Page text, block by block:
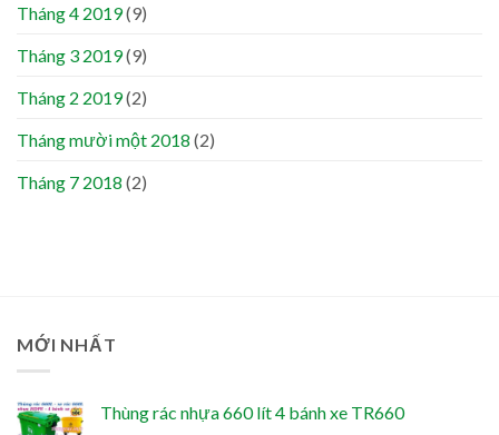
Tháng 4 2019(9)
Tháng 3 2019(9)
Tháng 2 2019(2)
Tháng mười một 2018 (2)
Tháng 7 2018 (2)
MỚI NHẤT
Thùng rác nhựa 660 lít 4 bánh xe TR660